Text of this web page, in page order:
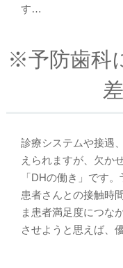
す…
※予防歯科
診療システムや接遇
えられますが、欠か
「DHの働き」です
患者さんとの接触時
ま患者満足度につな
させようと思えば、